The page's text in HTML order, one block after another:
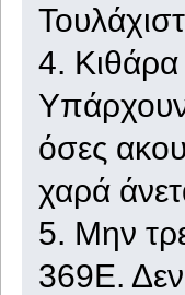
4. Κιθάρα
όσες
χαρά
5. Μην
369Ε.